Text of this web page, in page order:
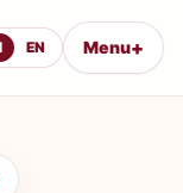
EN Menu+